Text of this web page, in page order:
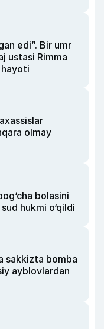
edi”. Bir umr
ustasi Rimma
hayoti
olmay
bolasini
hukmi o‘qildi
sakkizta bomba
ayblovlardan